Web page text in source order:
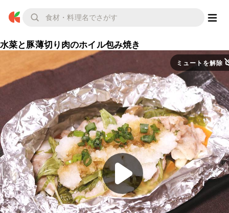
水菜と豚薄切り肉のホイル包み焼き
ミュートを解除